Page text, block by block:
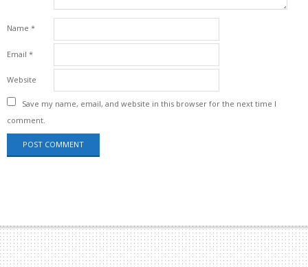
Name *
Email *
Website
Save my name, email, and website in this browser for the next time I
comment.